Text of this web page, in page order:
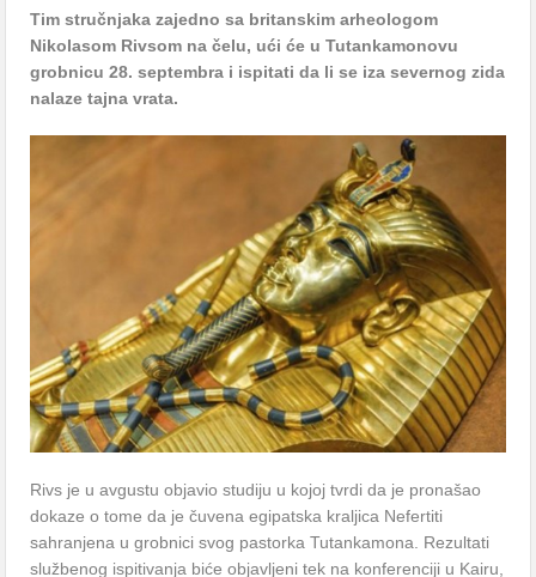
Tim stručnjaka zajedno sa britanskim arheologom
Nikolasom Rivsom na čelu, ući će u Tutankamonovu
grobnicu 28. septembra i ispitati da li se iza severnog zida
nalaze tajna vrata.
Rivs je u avgustu objavio studiju u kojoj tvrdi da je pronašao
dokaze o tome da je čuvena egipatska kraljica Nefertiti
sahranjena u grobnici svog pastorka Tutankamona. Rezultati
službenog ispitivanja biće objavljeni tek na konferenciji u Kairu,